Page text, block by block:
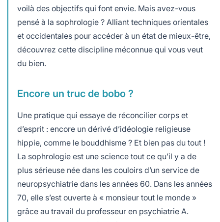
voilà des objectifs qui font envie. Mais avez-vous
pensé à la sophrologie ? Alliant techniques orientales
et occidentales pour accéder à un état de mieux-être,
découvrez cette discipline méconnue qui vous veut
du bien.
Encore un truc de bobo ?
Une pratique qui essaye de réconcilier corps et
d’esprit : encore un dérivé d’idéologie religieuse
hippie, comme le bouddhisme ? Et bien pas du tout !
La sophrologie est une science tout ce qu’il y a de
plus sérieuse née dans les couloirs d’un service de
neuropsychiatrie dans les années 60. Dans les années
70, elle s’est ouverte à « monsieur tout le monde »
grâce au travail du professeur en psychiatrie A.